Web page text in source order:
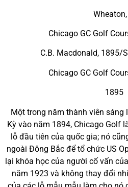
Chicago GC Golf
C.B. Macdonald, 1895/
Chicago GC Golf
1895
Một trong năm thành viên sáng
Kỳ vào năm 1894, Chicago Golf
lỗ đầu tiên của quốc gia; nó
ngoài Đông Bắc để tổ chức US
lại khóa học của người cố vấn
năm 1923 và không thay đổi